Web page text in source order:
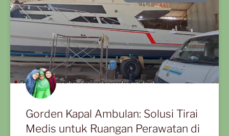
Gorden Kapal Ambulan: Solusi Tirai
Medis untuk Ruangan Perawatan di